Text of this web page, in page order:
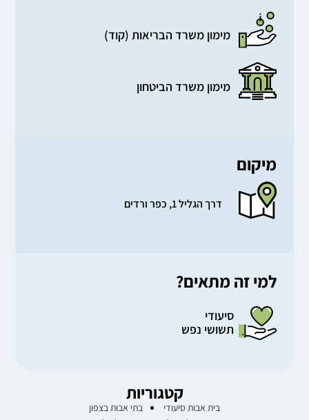
מימון משרד הבריאות (קוד)
מימון משרד הביטחון
מיקום
דרך הגליל 1, כפר ורדים
למי זה מתאים?
סיעודי
תשושי נפש
קטגוריות
בית אבות סיעודי
בתי אבות בצפון